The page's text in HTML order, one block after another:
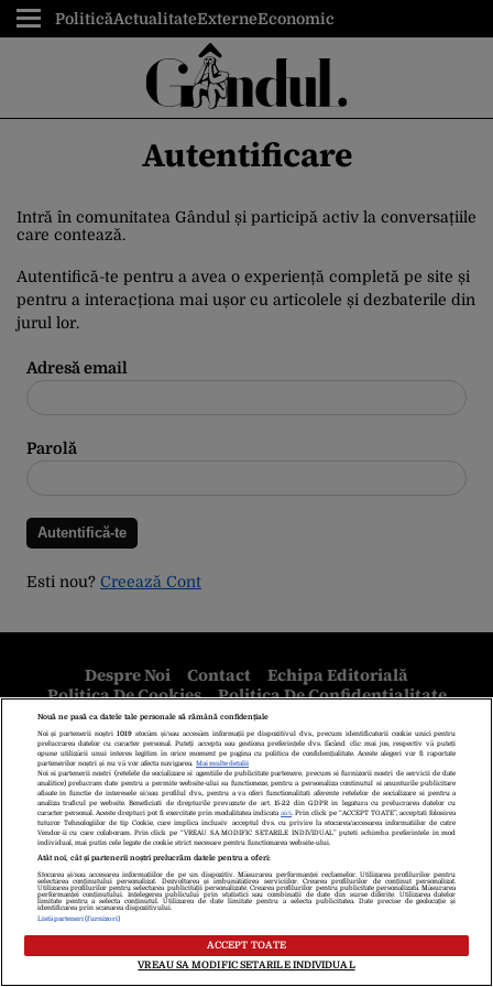
PoliticăActualitateExterneEconomic
Autentificare
Intră în comunitatea Gândul și participă activ la conversațiile
care contează.
Autentifică-te pentru a avea o experiență completă pe site și
pentru a interacționa mai ușor cu articolele și dezbaterile din
jurul lor.
Adresă email
Parolă
Esti nou? Creează Cont
Despre Noi Contact
Echipa Editorială
Politica De Cookies
Politica De Confidențialitate
Termeni Și Condiții
copyright © 2026
Citarea se poate face în limita a 250 de semne. Nici o instituţie sau persoană
(site-uri, instituţii mass-media, firme de monitorizare) nu poate reproduce
integral scrierile publicistice purtătoare de Drepturi de Autor.
Decizia ONJN nr. 1598/16.09.2021. Jocurile de noroc sunt interzise
minorilor.